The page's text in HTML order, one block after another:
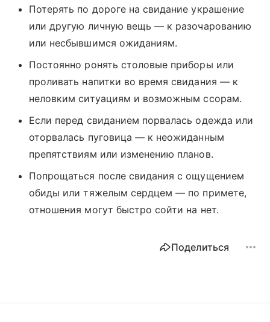
Потерять по дороге на свидание украшение
или другую личную вещь — к разочарованию
или несбывшимся ожиданиям.
Постоянно ронять столовые приборы или
проливать напитки во время свидания — к
неловким ситуациям и возможным ссорам.
Если перед свиданием порвалась одежда или
оторвалась пуговица — к неожиданным
препятствиям или изменению планов.
Попрощаться после свидания с ощущением
обиды или тяжелым сердцем — по примете,
отношения могут быстро сойти на нет.
Поделиться